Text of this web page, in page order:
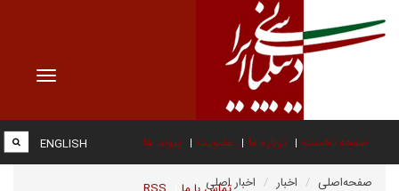
Toggle
صفحه نخست درباره ما عضویت پیوند ها ENGLISH
صفحه‌اصلی اخبار
اخبار اصلی